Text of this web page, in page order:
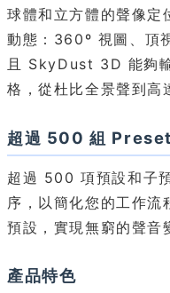
球體和立方體的聲像定
動態：360º 視圖、頂
且 SkyDust 3D 能夠
格，從杜比全景聲到
超過 500 組
超過 500 項預設和子
序，以簡化您的工作流
預設，實現無窮的聲音
產品特色